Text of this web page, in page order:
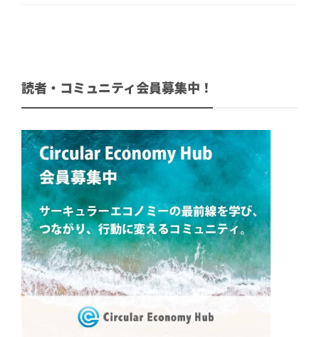
読者・コミュニティ会員募集中！